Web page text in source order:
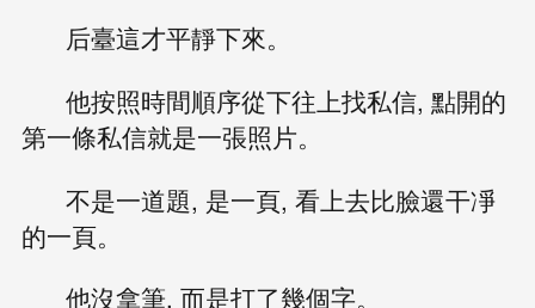
后臺這才平靜下來。
他按照時間順序從下往上找私信, 點開的
第一條私信就是一張照片。
不是一道題, 是一頁, 看上去比臉還干凈
的一頁。
他沒拿筆, 而是打了幾個字。